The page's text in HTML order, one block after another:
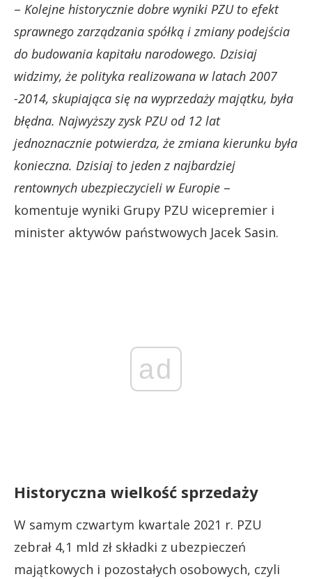
– Kolejne historycznie dobre wyniki PZU to efekt
sprawnego zarządzania spółką i zmiany podejścia
do budowania kapitału narodowego. Dzisiaj
widzimy, że polityka realizowana w latach 2007
-2014, skupiająca się na wyprzedaży majątku, była
błędna. Najwyższy zysk PZU od 12 lat
jednoznacznie potwierdza, że zmiana kierunku była
konieczna. Dzisiaj to jeden z najbardziej
rentownych ubezpieczycieli w Europie –
komentuje wyniki Grupy PZU wicepremier i
minister aktywów państwowych Jacek Sasin.
ad
Historyczna wielkość sprzedaży
W samym czwartym kwartale 2021 r. PZU
zebrał 4,1 mld zł składki z ubezpieczeń
majątkowych i pozostałych osobowych, czyli